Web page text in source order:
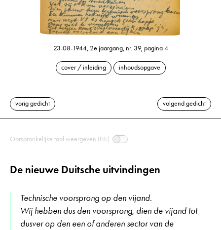
23-08-1944, 2e jaargang, nr. 39, pagina 4
cover / inleiding inhoudsopgave
vorig gedicht volgend gedicht
Oorspronkelijke taal weergeven (NL)
De nieuwe Duitsche uitvindingen
Technische voorsprong op den vijand.
Wij hebben dus den voorsprong, dien de vijand tot
dusver op den een of anderen sector van de